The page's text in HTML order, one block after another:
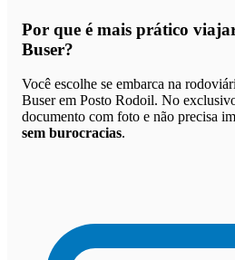
Por que é mais prático
Buser?
Você escolhe se embarca na
Buser em Posto Rodoil. No
documento com foto e não precisa
sem burocracias.